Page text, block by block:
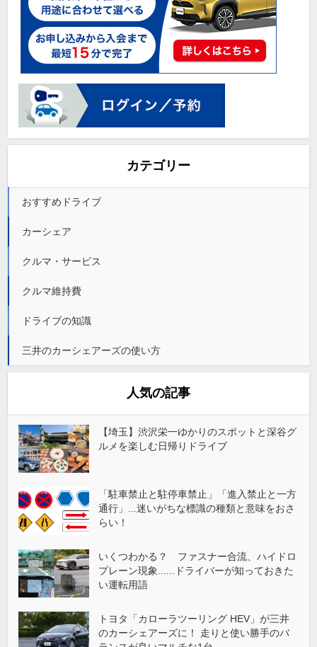
カテゴリー
おすすめドライブ
カーシェア
クルマ・サービス
クルマ維持費
ドライブの知識
三井のカーシェアーズの使い方
人気の記事
【埼玉】渋沢栄一ゆかりのスポットと深谷グ
ルメを楽しむ日帰りドライブ
「駐車禁止と駐停車禁止」「進入禁止と一方
通行」...迷いがちな標識の種類と意味をおさ
らい！
いくつわかる？ ファスナー合流、ハイドロ
プレーン現象......ドライバーが知っておきた
い運転用語
トヨタ「カローラツーリング HEV」が三井
のカーシェアーズに！ 走りと使い勝手のバ